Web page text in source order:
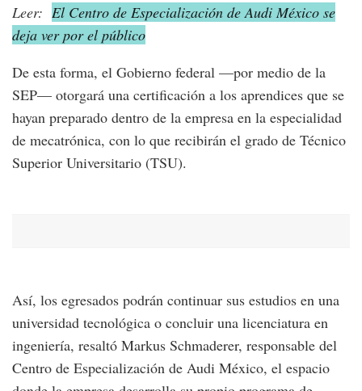
Leer: El Centro de Especialización de Audi México se
deja ver por el público
De esta forma, el Gobierno federal —por medio de la
SEP— otorgará una certificación a los aprendices que se
hayan preparado dentro de la empresa en la especialidad
de mecatrónica, con lo que recibirán el grado de Técnico
Superior Universitario (TSU).
Así, los egresados podrán continuar sus estudios en una
universidad tecnológica o concluir una licenciatura en
ingeniería, resaltó Markus Schmaderer, responsable del
Centro de Especialización de Audi México, el espacio